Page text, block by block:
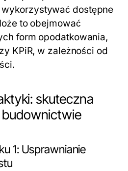
dostępne
to obejmować
form opodatkowania,
KPiR, w zależności od
skuteczna
1: Usprawnianie